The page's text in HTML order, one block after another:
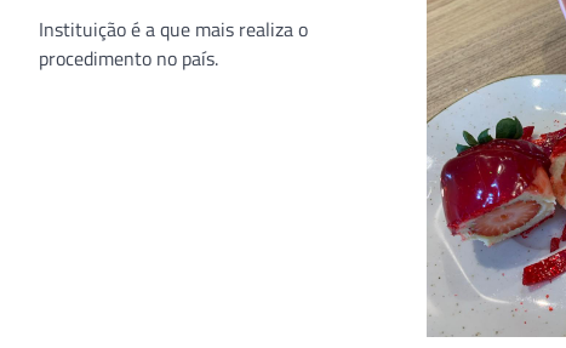
Instituição é a que mais realiza o
procedimento no país.